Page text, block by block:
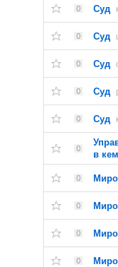
0 Суд
0 Суд
0 Суд
0 Суд
0 Суд
0
в
0
0
0
0